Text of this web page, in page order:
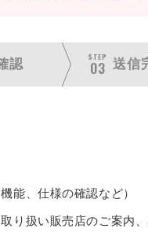
認
STEP
03 送信
能、仕様の確認など）
取り扱い販売店のご案内